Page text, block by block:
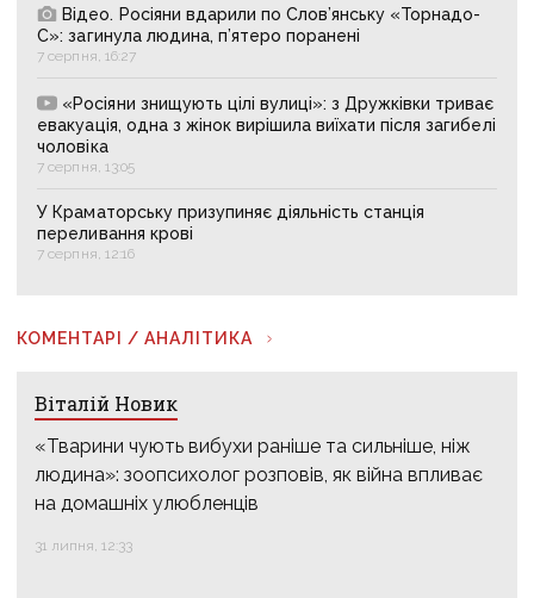
Відео. Росіяни вдарили по Слов’янську «Торнадо-
С»: загинула людина, п’ятеро поранені
7 серпня, 16:27
«Росіяни знищують цілі вулиці»: з Дружківки триває
евакуація, одна з жінок вирішила виїхати після загибелі
чоловіка
7 серпня, 13:05
У Краматорську призупиняє діяльність станція
переливання крові
7 серпня, 12:16
АКТУАЛЬНЕ
допомогу від Світлодарської МВА: як громада руйнує
довіру до влади
Нові правила для ВПО: що змінить закон і чому він
ще не гарантує житла та виплат